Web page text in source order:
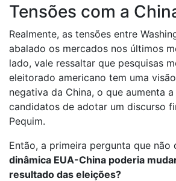
Tensões com a
Realmente, as tensões entre
abalado os mercados nos últimos
lado, vale ressaltar que pesquisas
eleitorado americano tem uma
negativa da China, o que aumenta
candidatos de adotar um discurso
Pequim.
Então, a primeira pergunta que não
dinâmica EUA-China poderia
resultado das eleições?